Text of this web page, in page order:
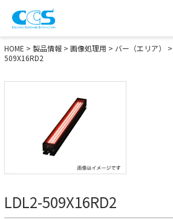
画像処理用の製品検索
HOME > 製品情報 > 画像処理用 > バー（エリア） >
509X16RD2
LDL2-509X16RD2